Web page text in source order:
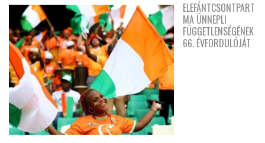
ELEFÁNTCSONTPART
MA ÜNNEPLI
FÜGGETLENSÉGÉNEK
66. ÉVFORDULÓJÁT